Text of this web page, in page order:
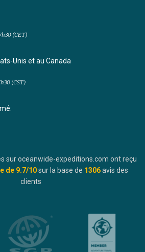
(CET)
Unis et au Canada
(CST)
sur oceanwide-expeditions.com ont reçu
de 9.7/10sur la base de 1306avis des
clients